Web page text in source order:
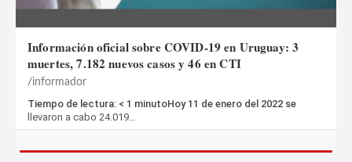
Información oficial sobre COVID-19 en Uruguay: 3
muertes, 7.182 nuevos casos y 46 en CTI
informador
Tiempo de lectura: < 1 minutoHoy 11 de enero del 2022 se
llevaron a cabo 24.019…